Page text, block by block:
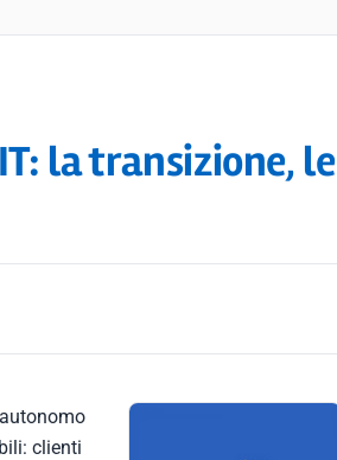
la transizione, le
clienti